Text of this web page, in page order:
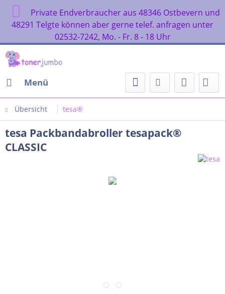
Private Endverbraucher aus 48346 Ostbevern und
48291 Telgte können aber gerne telef. anfragen unter
02532-7242, Mo. - Fr. 8 - 18 Uhr
Menü
Übersicht tesa®
tesa Packbandabroller tesapack®
CLASSIC